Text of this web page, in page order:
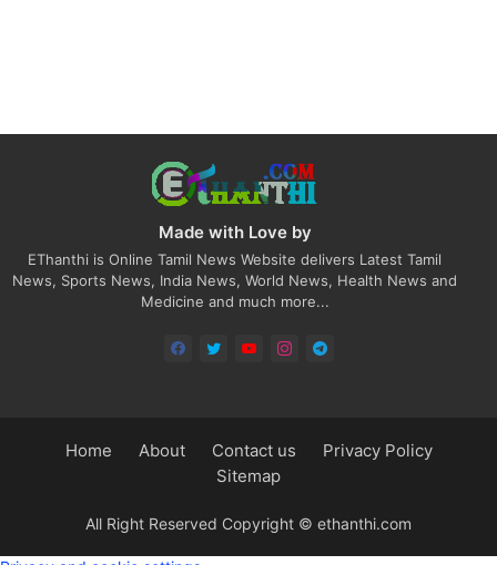
Made with Love by
EThanthi is Online Tamil News Website delivers Latest Tamil
News, Sports News, India News, World News, Health News and
Medicine and much more...
All Right Reserved Copyright © ethanthi.com
Home About Contact us
Privacy Policy
Sitemap